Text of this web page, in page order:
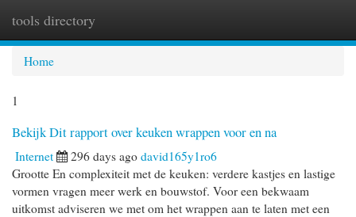
tools directory
Home
1
Bekijk Dit rapport over keuken wrappen voor en na
Internet 296 days ago david165y1ro6
Grootte En complexiteit met de keuken: verdere kastjes en lastige
vormen vragen meer werk en bouwstof. Voor een bekwaam
uitkomst adviseren we met om het wrappen aan te laten met een